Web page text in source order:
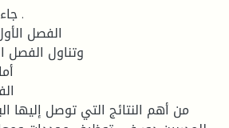
الفصل
وتناول الفصل
من أهم النتائج التي توصل إليها